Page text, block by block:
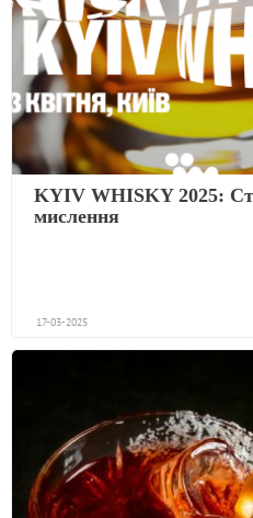
KYIV WHISKY 2025:
мислення
17-03-2025